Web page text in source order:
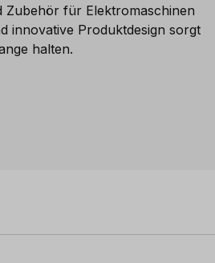
für Elektromaschinen
innovative Produktdesign sorgt
halten.